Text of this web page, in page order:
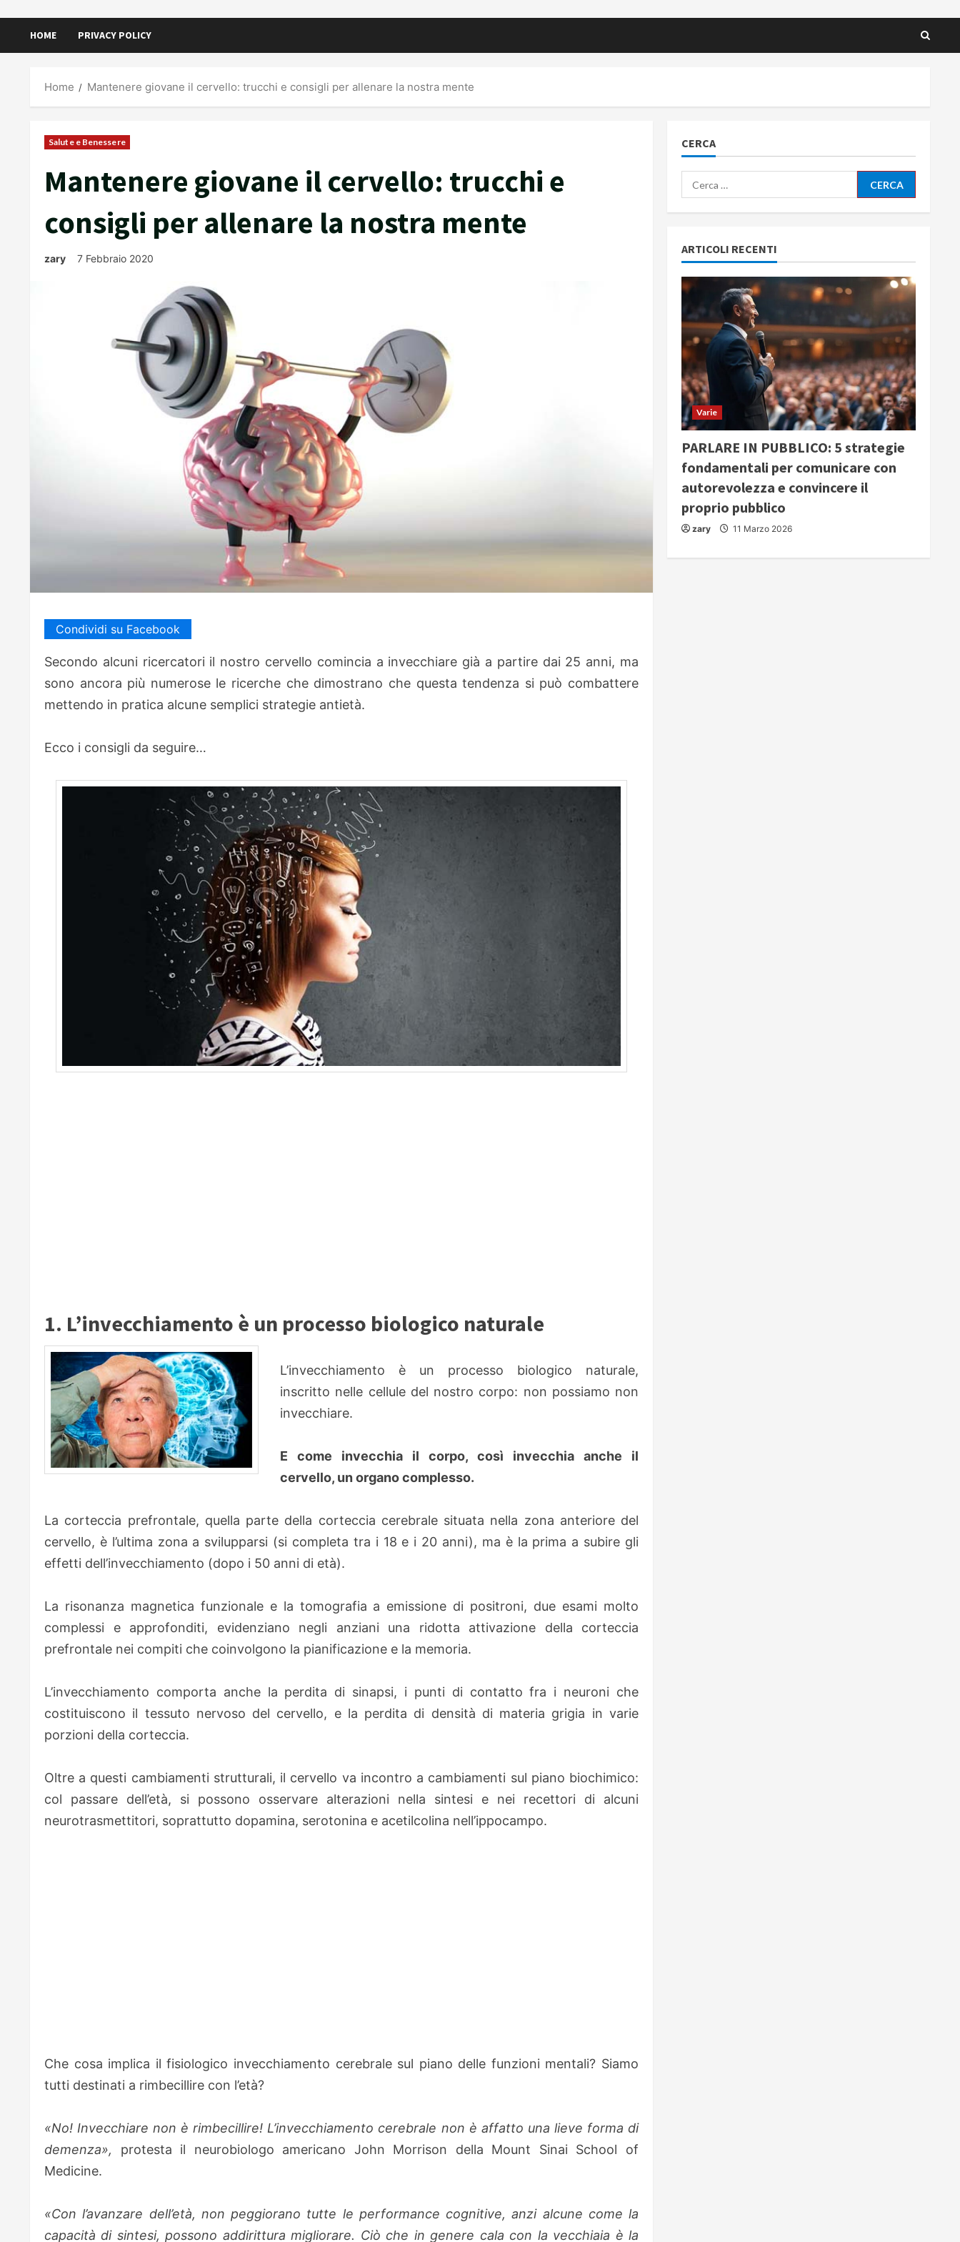
HOME PRIVACY POLICY
Home Mantenere giovane il cervello: trucchi e consigli per allenare la nostra mente
Salute e Benessere
Mantenere giovane il cervello: trucchi e
consigli per allenare la nostra mente
zary 7 Febbraio 2020
Condividi su Facebook
Secondo alcuni ricercatori il nostro cervello comincia a invecchiare già a partire dai 25 anni, ma
sono ancora più numerose le ricerche che dimostrano che questa tendenza si può combattere
mettendo in pratica alcune semplici strategie antietà.
Ecco i consigli da seguire…
1. L’invecchiamento è un processo biologico naturale
L’invecchiamento è un processo biologico naturale,
inscritto nelle cellule del nostro corpo: non possiamo non
invecchiare.
E come invecchia il corpo, così invecchia anche il
cervello, un organo complesso.
La corteccia prefrontale, quella parte della corteccia cerebrale situata nella zona anteriore del
cervello, è l’ultima zona a svilupparsi (si completa tra i 18 e i 20 anni), ma è la prima a subire gli
effetti dell’invecchiamento (dopo i 50 anni di età).
La risonanza magnetica funzionale e la tomografia a emissione di positroni, due esami molto
complessi e approfonditi, evidenziano negli anziani una ridotta attivazione della corteccia
prefrontale nei compiti che coinvolgono la pianificazione e la memoria.
L’invecchiamento comporta anche la perdita di sinapsi, i punti di contatto fra i neuroni che
costituiscono il tessuto nervoso del cervello, e la perdita di densità di materia grigia in varie
porzioni della corteccia.
Oltre a questi cambiamenti strutturali, il cervello va incontro a cambiamenti sul piano biochimico:
col passare dell’età, si possono osservare alterazioni nella sintesi e nei recettori di alcuni
neurotrasmettitori, soprattutto dopamina, serotonina e acetilcolina nell’ippocampo.
Che cosa implica il fisiologico invecchiamento cerebrale sul piano delle funzioni mentali? Siamo
tutti destinati a rimbecillire con l’età?
«No! Invecchiare non è rimbecillire! L’invecchiamento cerebrale non è affatto una lieve forma di
demenza», protesta il neurobiologo americano John Morrison della Mount Sinai School of
Medicine.
«Con l’avanzare dell’età, non peggiorano tutte le performance cognitive, anzi alcune come la
capacità di sintesi, possono addirittura migliorare. Ciò che in genere cala con la vecchiaia è la
CERCA
Ricerca
per:
ARTICOLI RECENTI
Varie
PARLARE IN PUBBLICO: 5 strategie
fondamentali per comunicare con
autorevolezza e convincere il
proprio pubblico
zary 11 Marzo 2026